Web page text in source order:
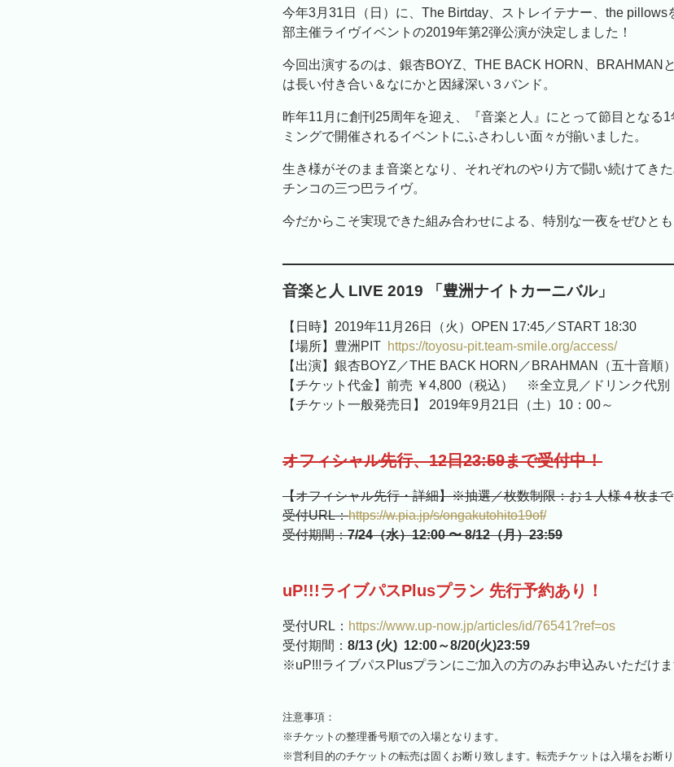
今年3月31日（日）に、The Birtday、ストレイテナー、the pillows
部主催ライヴイベントの2019年第2弾公演が決定しました！
今回出演するのは、銀杏BOYZ、THE BACK HORN、BRAHMAN
は長い付き合い＆なにかと因縁深い３バンド。
昨年11月に創刊25周年を迎え、『音楽と人』にとって節目となる
ミングで開催されるイベントにふさわしい面々が揃いました。
生き様がそのまま音楽となり、それぞれのやり方で闘い続けてき
チンコの三つ巴ライヴ。
今だからこそ実現できた組み合わせによる、特別な一夜をぜひとも
音楽と人 LIVE 2019 「豊洲ナイトカーニバル」
【日時】2019年11月26日（火）OPEN 17:45／START 18:30
【場所】豊洲PIT https://toyosu-pit.team-smile.org/access/
【出演】銀杏BOYZ／THE BACK HORN／BRAHMAN（五十音順）
【チケット代金】前売 ￥4,800（税込） ※全立見／ドリンク代別
【チケット一般発売日】 2019年9月21日（土）10：00～
オフィシャル先行、12日23:59まで受付中！
【オフィシャル先行・詳細】※抽選／枚数制限：お１人様４枚まで
受付URL：https://w.pia.jp/s/ongakutohito19of/
受付期間：7/24（水）12:00 〜 8/12（月）23:59
uP!!!ライブパスPlusプラン 先行予約あり！
受付URL： https://www.up-now.jp/articles/id/76541?ref=os
受付期間： 8/13 (火) 12:00～8/20(火)23:59
※uP!!!ライブパスPlusプランにご加入の方のみお申込みいただけま
注意事項：
※チケットの整理番号順での入場となります。
※営利目的のチケットの転売は固くお断り致します。転売チケットは入場をお断